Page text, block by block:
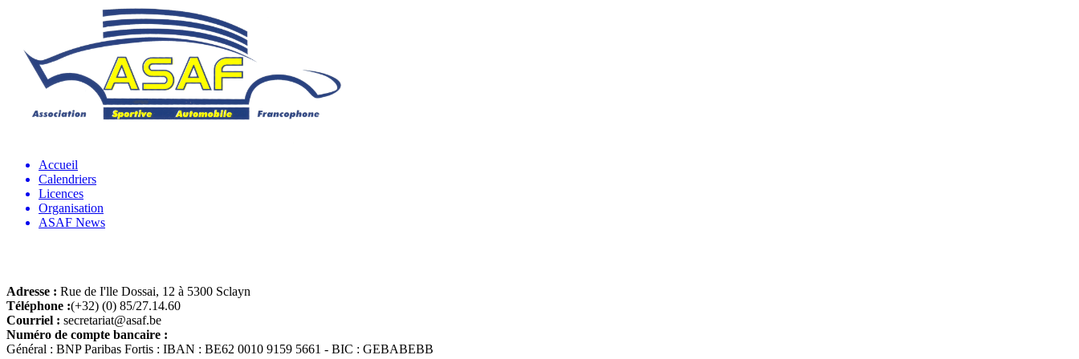
Accueil
Calendriers
Licences
Organisation
ASAF News
Adresse : Rue de I'lle Dossai, 12 à 5300 Sclayn
Téléphone :(+32) (0) 85/27.14.60
Courriel : secretariat@asaf.be
Numéro de compte bancaire :
Général : BNP Paribas Fortis : IBAN : BE62 0010 9159 5661 - BIC : GEBABEBB